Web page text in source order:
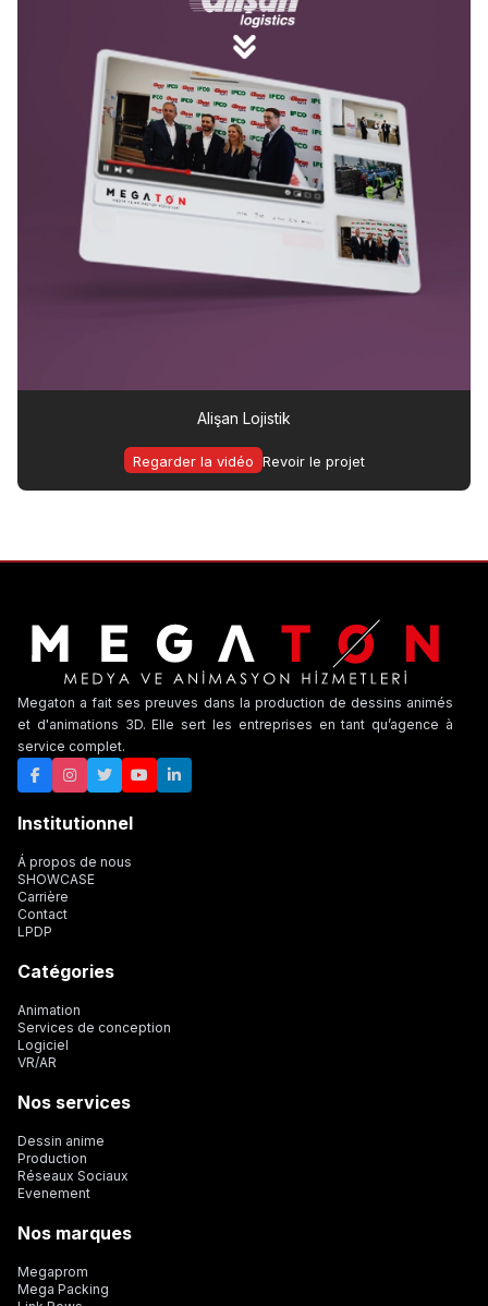
Alişan Lojistik
Regarder la vidéo Revoir le projet
Megaton a fait ses preuves dans la production de dessins animés
et d'animations 3D. Elle sert les entreprises en tant qu’agence à
service complet.
Institutionnel
Á propos de nous
SHOWCASE
Carrière
Contact
LPDP
Catégories
Animation
Services de conception
Logiciel
VR/AR
Nos services
Dessin anime
Production
Réseaux Sociaux
Evenement
Nos marques
Megaprom
Mega Packing